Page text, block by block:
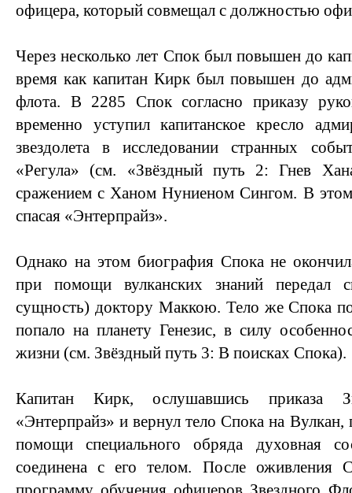
офицера, который совмещал с должностью
Через несколько лет Спок был повышен до
время как капитан Кирк был повышен до
флота. В 2285 Спок согласно приказу
временно уступил капитанское кресло
звездолета в исследовании странных
«Регула» (см. «Звёздный путь 2: Гнев
сражением с Ханом Нуниеном Сингом. В
спасая «Энтерпрайз».
Однако на этом биография Спока не
при помощи вулканских знаний передал
сущность) доктору Маккою. Тело же Спока
попало на планету Генезис, в силу
жизни (см. Звёздный путь 3: В поисках Спока).
Капитан Кирк, ослушавшись приказа
«Энтерпрайз» и вернул тело Спока на
помощи специального обряда духовная
соединена с его телом. После оживления